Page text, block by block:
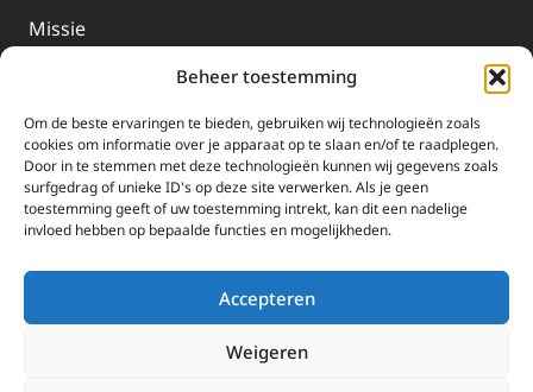
Beheer toestemming
Om de beste ervaringen te bieden, gebruiken wij technologieën zoals
cookies om informatie over je apparaat op te slaan en/of te raadplegen.
Door in te stemmen met deze technologieën kunnen wij gegevens zoals
surfgedrag of unieke ID's op deze site verwerken. Als je geen
toestemming geeft of uw toestemming intrekt, kan dit een nadelige
invloed hebben op bepaalde functies en mogelijkheden.
Accepteren
Weigeren
Missie
EWTN-Team
Organisatiegegevens
Doneren
EWTN wordt uitsluitend gefinancierd door uw donaties.
Wij ontvangen bewust geen advertentie-inkomsten of